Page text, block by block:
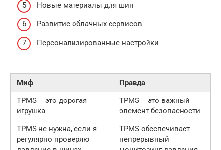
Новые материалы для шин
Развитие облачных сервисов
Персонализированные настройки
Миф
Правда
TPMS – это дорогая
игрушка
TPMS – это важный
элемент безопасности
TPMS не нужна, если я
регулярно проверяю
TPMS обеспечивает
непрерывный